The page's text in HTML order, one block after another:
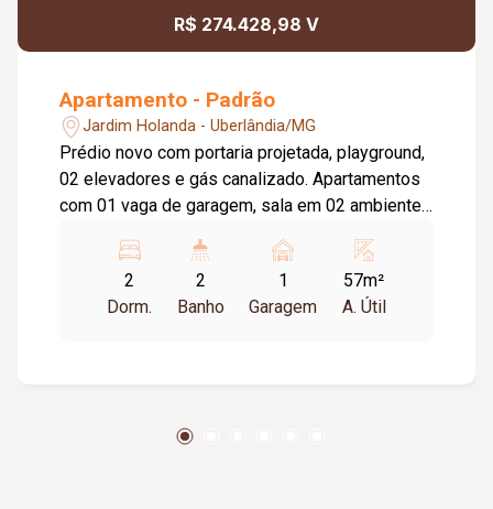
R$ 274.428,98 V
Apartamento - Padrão
Jardim Holanda - Uberlândia/MG
Prédio novo com portaria projetada, playground,
02 elevadores e gás canalizado. Apartamentos
com 01 vaga de garagem, sala em 02 ambientes
banheiro social, cozinha e área de serviço.
Valores e disponibilidade sujeitos à alteração
sem aviso prévio, para maiores informações
56,86m2= R$275.543,56
2
Dorm.
2
Banho
1
Garagem
57m²
A. Útil